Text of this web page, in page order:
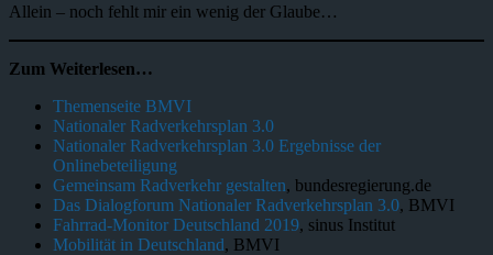
Allein – noch fehlt mir ein wenig der Glaube…
Zum Weiterlesen…
Themenseite BMVI
Nationaler Radverkehrsplan 3.0
Nationaler Radverkehrsplan 3.0 Ergebnisse der
Onlinebeteiligung
Gemeinsam Radverkehr gestalten, bundesregierung.de
Das Dialogforum Nationaler Radverkehrsplan 3.0, BMVI
Fahrrad-Monitor Deutschland 2019, sinus Institut
Mobilität in Deutschland, BMVI